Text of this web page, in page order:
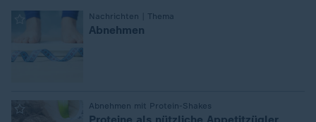
Nachrichten | Thema
Abnehmen
Abnehmen mit Protein-Shakes